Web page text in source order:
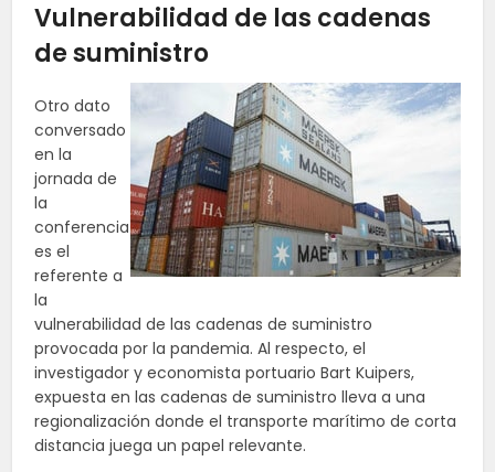
Vulnerabilidad de las cadenas
de suministro
Otro dato
conversado
en la
jornada de
la
conferencia
es el
referente a
la
vulnerabilidad de las cadenas de suministro
provocada por la pandemia. Al respecto, el
investigador y economista portuario Bart Kuipers,
expuesta en las cadenas de suministro lleva a una
regionalización donde el transporte marítimo de corta
distancia juega un papel relevante.